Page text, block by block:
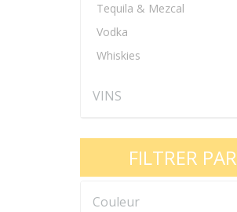
Tequila & Mezcal
Vodka
Whiskies
VINS
FILTRER PAR
Couleur